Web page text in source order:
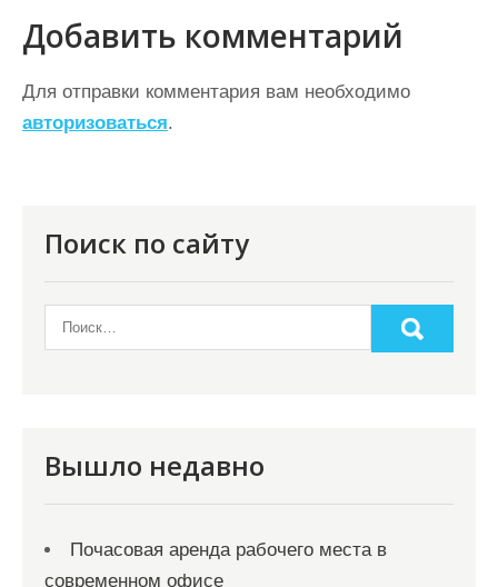
г
а
ц
и
м
Добавить комментарий
Для отправки комментария вам необходимо
авторизоваться.
Поиск по сайту
Вышло недавно
Почасовая аренда рабочего места в
современном офисе